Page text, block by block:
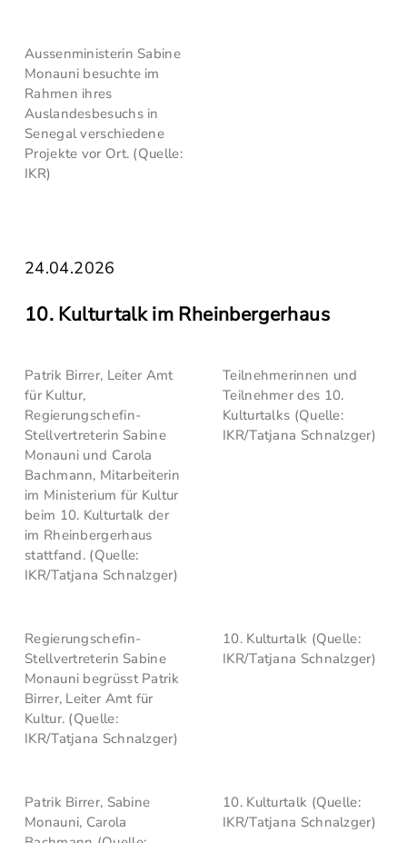
Aussenministerin Sabine
Monauni besuchte im
Rahmen ihres
Auslandesbesuchs in
Senegal verschiedene
Projekte vor Ort. (Quelle:
IKR)
24.04.2026
10. Kulturtalk im Rheinbergerhaus
Patrik Birrer, Leiter Amt
für Kultur,
Regierungschefin-
Stellvertreterin Sabine
Monauni und Carola
Bachmann, Mitarbeiterin
im Ministerium für Kultur
beim 10. Kulturtalk der
im Rheinbergerhaus
stattfand. (Quelle:
IKR/Tatjana Schnalzger)
Teilnehmerinnen und
Teilnehmer des 10.
Kulturtalks (Quelle:
IKR/Tatjana Schnalzger)
Regierungschefin-
Stellvertreterin Sabine
Monauni begrüsst Patrik
Birrer, Leiter Amt für
Kultur. (Quelle:
IKR/Tatjana Schnalzger)
10. Kulturtalk (Quelle:
IKR/Tatjana Schnalzger)
Patrik Birrer, Sabine
Monauni, Carola
10. Kulturtalk (Quelle:
IKR/Tatjana Schnalzger)